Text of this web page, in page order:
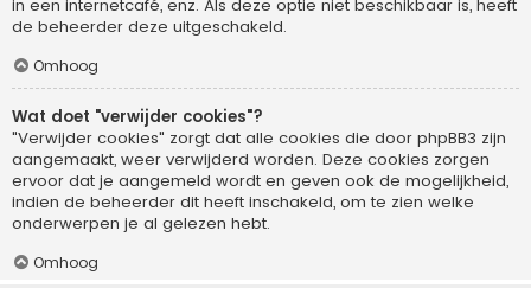
in een internetcafé, enz. Als deze optie niet beschikbaar is, heeft
de beheerder deze uitgeschakeld.
Omhoog
Wat doet "verwijder cookies"?
"Verwijder cookies" zorgt dat alle cookies die door phpBB3 zijn
aangemaakt, weer verwijderd worden. Deze cookies zorgen
ervoor dat je aangemeld wordt en geven ook de mogelijkheid,
indien de beheerder dit heeft inschakeld, om te zien welke
onderwerpen je al gelezen hebt.
Omhoog